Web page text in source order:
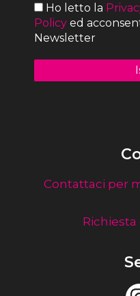
Ho letto la
Policy ed
Newsletter
Contattaci per